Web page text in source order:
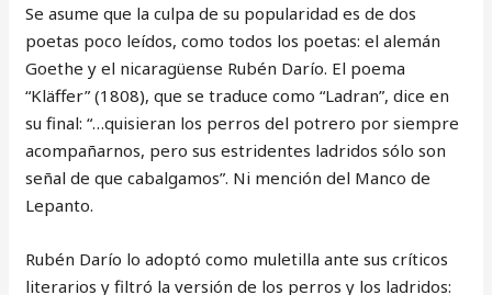
Se asume que la culpa de su popularidad es de dos
poetas poco leídos, como todos los poetas: el alemán
Goethe y el nicaragüense Rubén Darío. El poema
“Kläffer” (1808), que se traduce como “Ladran”, dice en
su final: “…quisieran los perros del potrero por siempre
acompañarnos, pero sus estridentes ladridos sólo son
señal de que cabalgamos”. Ni mención del Manco de
Lepanto.
Rubén Darío lo adoptó como muletilla ante sus críticos
literarios y filtró la versión de los perros y los ladridos: